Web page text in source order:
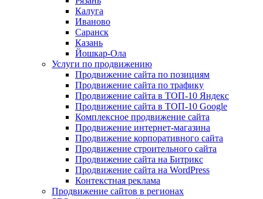
Калуга
Иваново
Саранск
Казань
Йошкар-Ола
Услуги по продвижению
Продвижение сайта по позициям
Продвижение сайта по трафику
Продвижение сайта в ТОП-10 Яндекс
Продвижение сайта в ТОП-10 Google
Комплексное продвижение сайта
Продвижение интернет-магазина
Продвижение корпоративного сайта
Продвижение строительного сайта
Продвижение сайта на Битрикс
Продвижение сайта на WordPress
Контекстная реклама
Продвижение сайтов в регионах